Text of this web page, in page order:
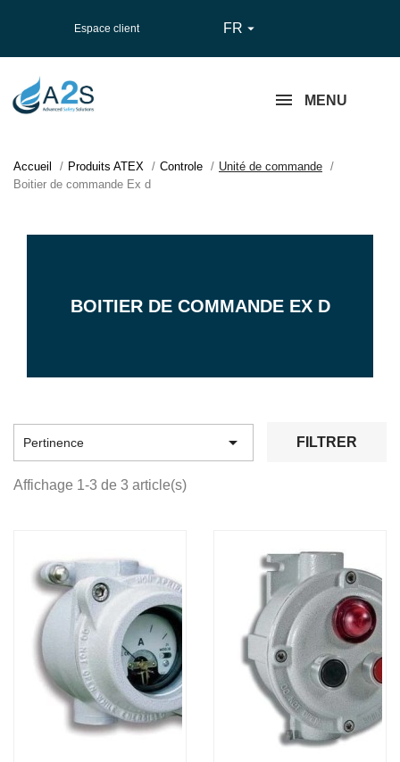
Espace client FR 
MENU
Accueil Produits ATEX Controle
Unité de commande
Boitier de commande Ex d
BOITIER DE COMMANDE EX D
Pertinence  FILTRER
Affichage 1-3 de 3 article(s)